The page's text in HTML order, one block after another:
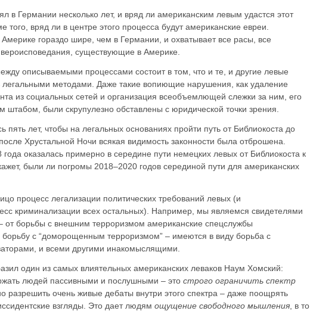
в Германии несколько лет, и вряд ли американским левым удастся этот
того, вряд ли в центре этого процесса будут американские евреи.
Америке гораздо шире, чем в Германии, и охватывает все расы, все
существующие в Америке.
описываемыми процессами состоит в том, что и те, и другие левые
легальными методами. Даже такие вопиющие нарушения, как удаление
из социальных сетей и организация всеобъемлющей слежки за ним, его
штабом, были скрупулезно обставлены с юридической точки зрения.
пять лет, чтобы на легальных основаниях пройти путь от Библиокоста до
Хрустальной Ночи всякая видимость законности была отброшена.
оказалась примерно в середине пути немецких левых от Библиокоста к
были ли погромы 2018–2020 годов серединой пути для американских
процесс легализации политических требований левых (и
криминализации всех остальных). Например, мы являемся свидетелями
– от борьбы с внешним терроризмом американские спецслужбы
борьбу с “доморощенным терроризмом” – имеются в виду борьба с
и всеми другими инакомыслящими.
один из самых влиятельных американских леваков Наум Хомский:
людей пассивными и послушными – это строго ограничить спектр
разрешить очень живые дебаты внутри этого спектра – даже поощрять
взгляды. Это дает людям ощущение свободного мышления , в то